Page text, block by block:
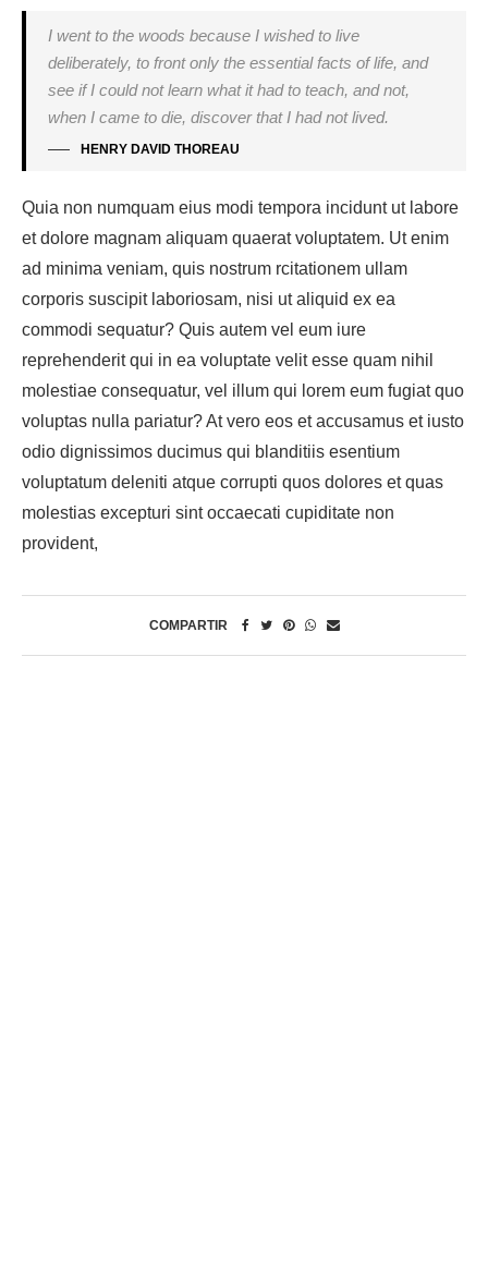
I went to the woods because I wished to live
deliberately, to front only the essential facts of life, and
see if I could not learn what it had to teach, and not,
when I came to die, discover that I had not lived.
HENRY DAVID THOREAU
Quia non numquam eius modi tempora incidunt ut labore
et dolore magnam aliquam quaerat voluptatem. Ut enim
ad minima veniam, quis nostrum rcitationem ullam
corporis suscipit laboriosam, nisi ut aliquid ex ea
commodi sequatur? Quis autem vel eum iure
reprehenderit qui in ea voluptate velit esse quam nihil
molestiae consequatur, vel illum qui lorem eum fugiat quo
voluptas nulla pariatur? At vero eos et accusamus et iusto
odio dignissimos ducimus qui blanditiis esentium
voluptatum deleniti atque corrupti quos dolores et quas
molestias excepturi sint occaecati cupiditate non
provident,
COMPARTIR